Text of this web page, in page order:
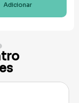
Adicionar